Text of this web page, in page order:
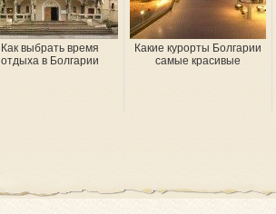
Как выбрать время
отдыха в Болгарии
Какие курорты Болгарии
самые красивые